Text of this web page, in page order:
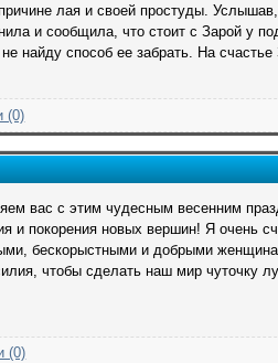
лая и своей простуды.
и сообщила, что стоит с Зарой у
найду способ ее забрать. На
(0)
вас с этим чудесным весенним
и покорения новых вершин! Я очень
бескорыстными и добрыми
чтобы сделать наш мир чуточку
(0)